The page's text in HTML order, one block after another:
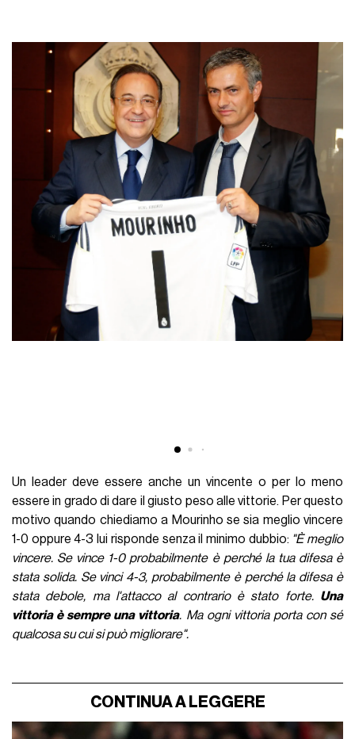
Un leader deve essere anche un vincente o per lo meno
essere in grado di dare il giusto peso alle vittorie. Per questo
motivo quando chiediamo a Mourinho se sia meglio vincere
1-0 oppure 4-3 lui risponde senza il minimo dubbio: "È meglio
vincere. Se vince 1-0 probabilmente è perché la tua difesa è
stata solida. Se vinci 4-3, probabilmente è perché la difesa è
stata debole, ma l'attacco al contrario è stato forte. Una
vittoria è sempre una vittoria. Ma ogni vittoria porta con sé
qualcosa su cui si può migliorare".
CONTINUA A LEGGERE